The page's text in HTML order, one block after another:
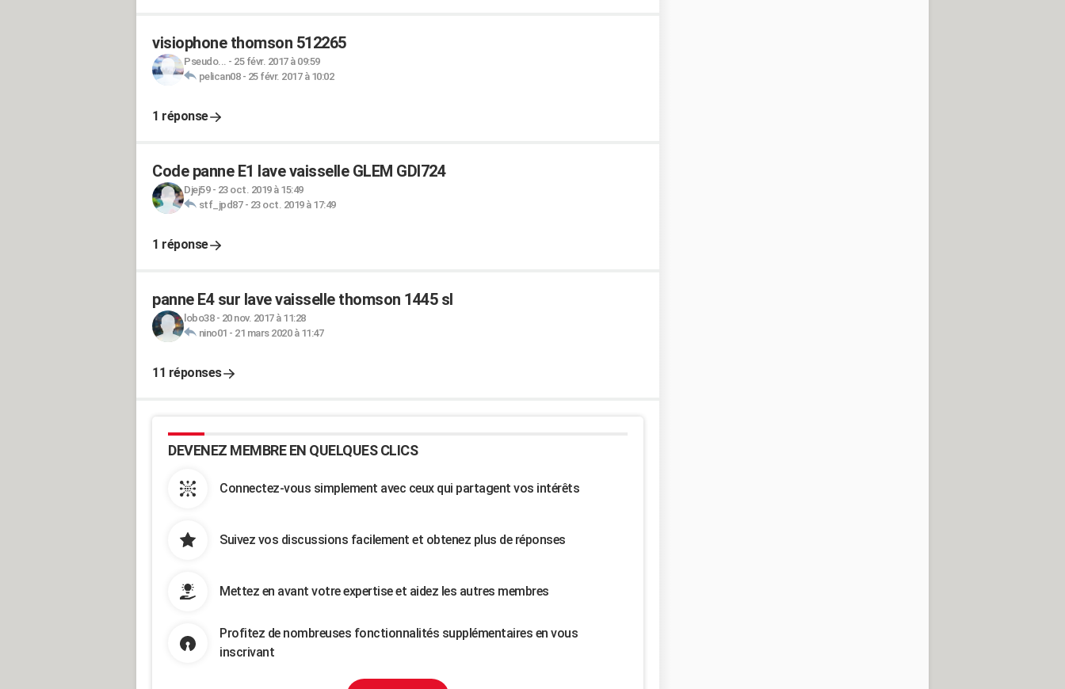
visiophone thomson 512265
Pseudo... - 25 févr. 2017 à 09:59
pelican08- 25 févr. 2017 à 10:02
1 réponse
Code panne E1 lave vaisselle GLEM GDI724
Djej59- 23 oct. 2019 à 15:49
stf_jpd87- 23 oct. 2019 à 17:49
1 réponse
panne E4 sur lave vaisselle thomson 1445 sl
lobo38- 20 nov. 2017 à 11:28
nino01 - 21 mars 2020 à 11:47
11 réponses
DEVENEZ MEMBRE EN QUELQUES CLICS
Connectez-vous simplement avec ceux qui partagent vos intérêts
Suivez vos discussions facilement et obtenez plus de réponses
Mettez en avant votre expertise et aidez les autres membres
Profitez de nombreuses fonctionnalités supplémentaires en vous
inscrivant